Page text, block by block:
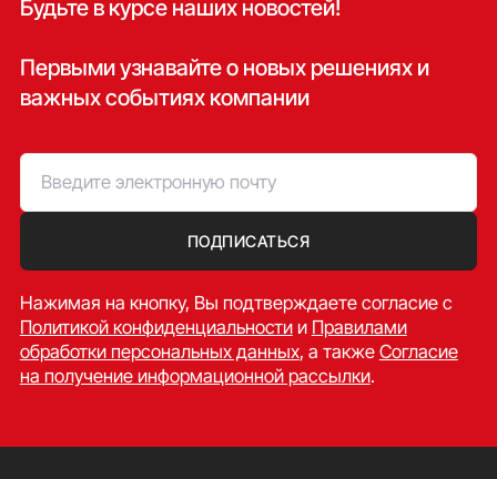
Будьте в курсе наших новостей!
Первыми узнавайте о новых решениях и
важных событиях компании
ПОДПИСАТЬСЯ
Нажимая на кнопку, Вы подтверждаете согласие c
Политикой конфиденциальностии Правилами
обработки персональных данных, а также Согласие
на получение информационной рассылки.